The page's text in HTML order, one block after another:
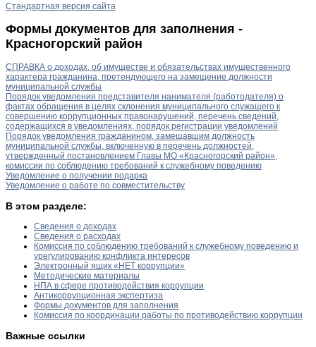
Стандартная версия сайта
Формы документов для заполнения -
Красногорский район
СПРАВКА о доходах, об имуществе и обязательствах имущественного
характера гражданина, претендующего на замещение должности
муниципальной службы
Порядок уведомления представителя нанимателя (работодателя) о
фактах обращения в целях склонения муниципального служащего к
совершению коррупционных правонарушений, перечень сведений,
содержащихся в уведомлениях, порядок регистрации уведомлений
Порядок уведомления гражданином, замещавшим должность
муниципальной службы, включенную в перечень должностей,
утвержденный постановлением Главы МО «Красногорский район»,
комиссии по соблюдению требований к служебному поведению
Уведомление о получении подарка
Уведомление о работе по совместительству
В этом разделе:
Сведения о доходах
Сведения о расходах
Комиссия по соблюдению требований к служебному поведению и
урегулированию конфликта интересов
Электронный ящик «НЕТ коррупции»
Методические материалы
НПА в сфере противодействия коррупции
Антикоррупционная экспертиза
Формы документов для заполнения
Комиссия по координации работы по противодействию коррупции
Важные ссылки